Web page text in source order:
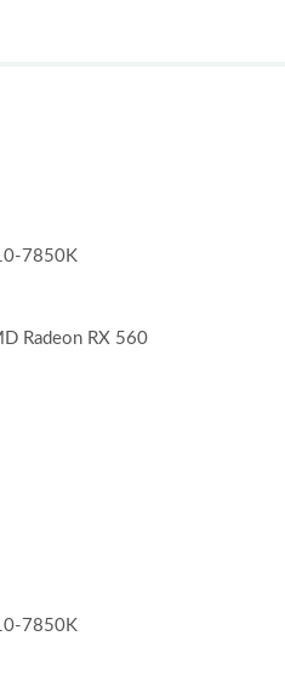
7850K
Radeon RX 560
7850K